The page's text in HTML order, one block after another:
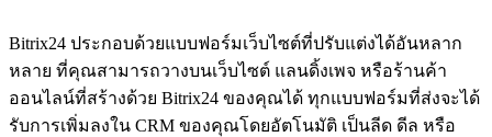
Bitrix24 ประกอบด้วยแบบฟอร์มเว็บไซต์ที่ปรับแต่งได้อันหลาก
หลาย ที่คุณสามารถวางบนเว็บไซต์ แลนดิ้งเพจ หรือร้านค้า
ออนไลน์ที่สร้างด้วย Bitrix24 ของคุณได้ ทุกแบบฟอร์มที่ส่งจะได้
รับการเพิ่มลงใน CRM ของคุณโดยอัตโนมัติ เป็นลีด ดีล หรือ